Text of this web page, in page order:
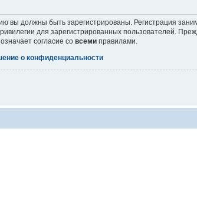
вы должны быть зарегистрированы. Регистрация
для зарегистрированных пользователей.
согласие со всеми правилами.
о конфиденциальности